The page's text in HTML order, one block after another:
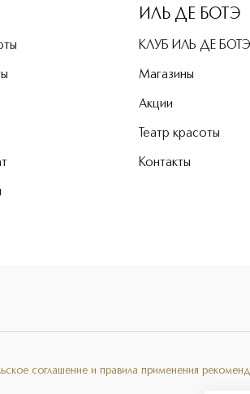
ИЛЬ ДЕ БОТЭ
КЛУБ ИЛЬ ДЕ БОТЭ
Магазины
Акции
Театр красоты
Контакты
соглашение и правила применения